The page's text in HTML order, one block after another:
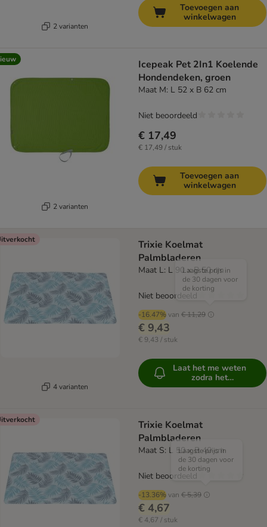
2 varianten
Toevoegen aan
winkelwagen
2 varianten
Icepeak Pet 2In1 Koelende
Hondendeken, groen
Maat M: L 52 x B 62 cm
€ 17,49
€ 17,49 / stuk
Niet beoordeeld
Toevoegen aan
winkelwagen
4 varianten
Trixie Koelmat
Palmbladeren
Maat L: L 90 x B 50 cm
-16.47%van € 11,29
Laagste prijs in
de 30 dagen voor
de korting
€ 9,43
€ 9,43 / stuk
Niet beoordeeld
Laat het me weten
zodra het
beschikbaar is
Trixie Koelmat
Palmbladeren
Maat S: L 50 x B 40 cm
-13.36%van € 5,39
Laagste prijs in
de 30 dagen voor
de korting
€ 4,67
€ 4,67 / stuk
Niet beoordeeld